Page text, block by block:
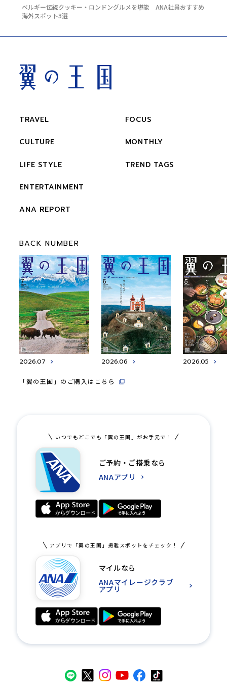
ベルギー伝統クッキー・ロンドングルメを堪能 ANA社員おすすめ
海外スポット3選
TRAVEL
CULTURE
LIFE STYLE
ENTERTAINMENT
ANA REPORT
FOCUS
MONTHLY
TREND TAGS
BACK NUMBER
2026.07 2026.06 2026.05
「翼の王国」のご購入はこちら
いつでもどこでも「翼の王国」がお手元で！
ご予約・ご搭乗なら
ANAアプリ
アプリで「翼の王国」掲載スポットをチェック！
マイルなら
ANAマイレージクラブ
アプリ